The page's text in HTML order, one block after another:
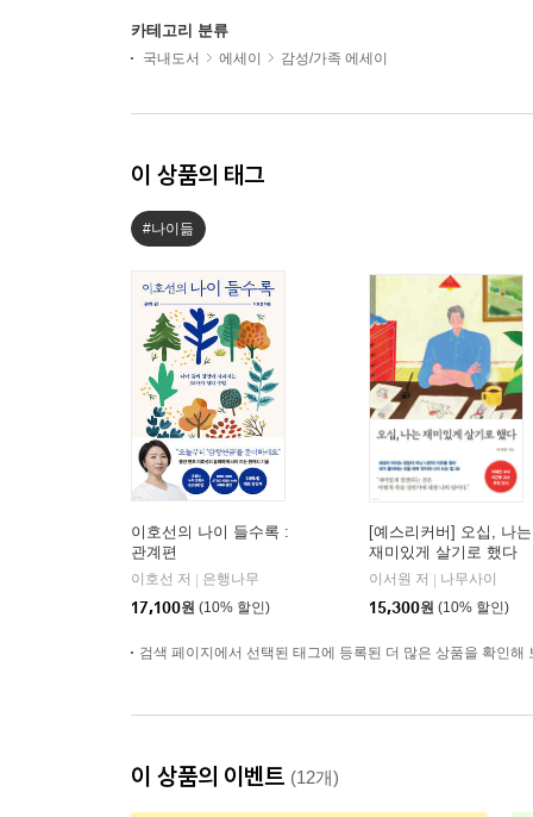
카테고리 분류
국내도서 에세이 감성/가족 에세이
이 상품의 태그
#나이듦
이호선의 나이 들수록 :
관계편
이호선 저
은행나무
17,100원 (10% 할인)
[예스리커버] 오십, 나는
재미있게 살기로 했다
이서원 저
나무사이
15,300원 (10% 할인)
검색 페이지에서 선택된 태그에 등록된 더 많은 상품을 확인해
이 상품의 이벤트 (12개)